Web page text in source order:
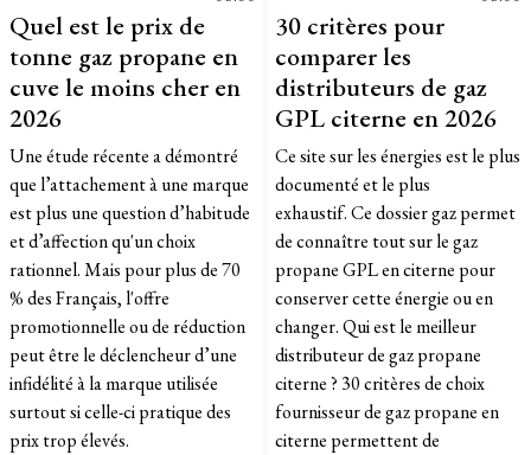
Quel est le prix de
tonne gaz propane en
cuve le moins cher en
2026
Une étude récente a démontré
que l’attachement à une marque
est plus une question d’habitude
et d’affection qu'un choix
rationnel. Mais pour plus de 70
% des Français, l'offre
promotionnelle ou de réduction
peut être le déclencheur d’une
infidélité à la marque utilisée
surtout si celle-ci pratique des
prix trop élevés.
30 critères pour
comparer les
distributeurs de gaz
GPL citerne en 2026
Ce site sur les énergies est le plus
documenté et le plus
exhaustif. Ce dossier gaz permet
de connaître tout sur le gaz
propane GPL en citerne pour
conserver cette énergie ou en
changer. Qui est le meilleur
distributeur de gaz propane
citerne ? 30 critères de choix
fournisseur de gaz propane en
citerne permettent de